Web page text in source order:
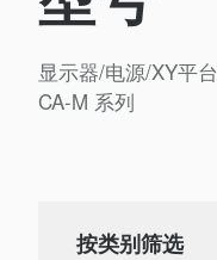
显示器/电源/XY平台
CA-M 系列
按类别筛选